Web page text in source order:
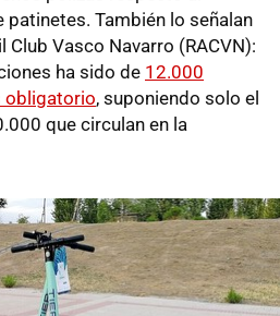
patinetes. También lo señalan
Club Vasco Navarro (RACVN):
ha sido de 12.000
obligatorio, suponiendo solo el
que circulan en la